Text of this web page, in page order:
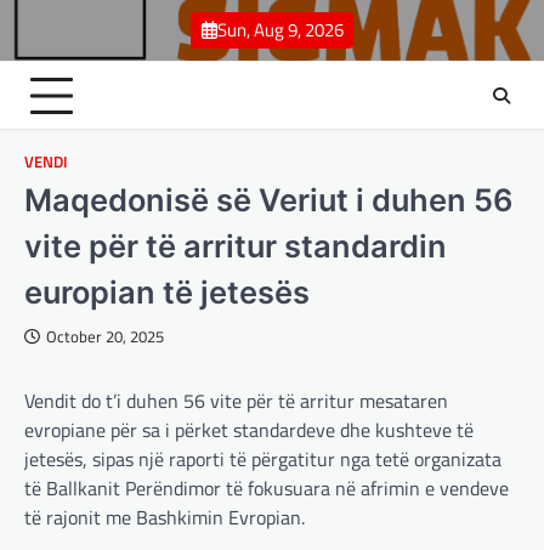
content
Sun, Aug 9, 2026
VENDI
Maqedonisë së Veriut i duhen 56
vite për të arritur standardin
europian të jetesës
October 20, 2025
Vendit do t’i duhen 56 vite për të arritur mesataren
evropiane për sa i përket standardeve dhe kushteve të
jetesës, sipas një raporti të përgatitur nga tetë organizata
të Ballkanit Perëndimor të fokusuara në afrimin e vendeve
të rajonit me Bashkimin Evropian.
Gjermani, ekspertët sugjerojnë
400 miliardë euro për mbrojtje
adminadmin March 4, 2025
Gjermania ndodhet aktualisht në kulmin e
përpjekjeve për krijimin e qeverisë dhe koha